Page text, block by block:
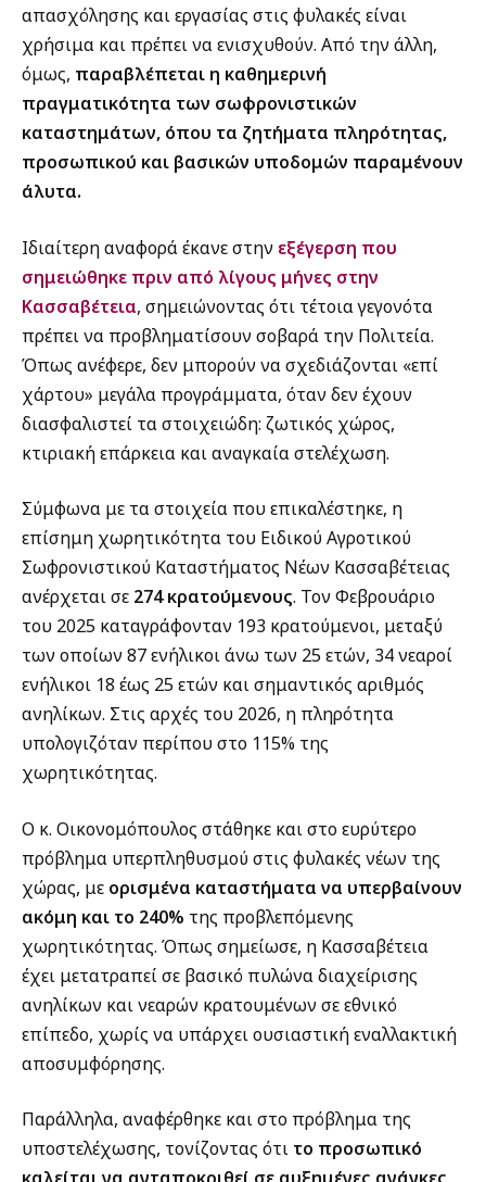
απασχόλησης και εργασίας στις φυλακές είναι
χρήσιμα και πρέπει να ενισχυθούν. Από την άλλη,
όμως, παραβλέπεται η καθημερινή
πραγματικότητα των σωφρονιστικών
καταστημάτων, όπου τα ζητήματα πληρότητας,
προσωπικού και βασικών υποδομών παραμένουν
άλυτα.
Ιδιαίτερη αναφορά έκανε στην εξέγερση που
σημειώθηκε πριν από λίγους μήνες στην
Κασσαβέτεια, σημειώνοντας ότι τέτοια γεγονότα
πρέπει να προβληματίσουν σοβαρά την Πολιτεία.
Όπως ανέφερε, δεν μπορούν να σχεδιάζονται «επί
χάρτου» μεγάλα προγράμματα, όταν δεν έχουν
διασφαλιστεί τα στοιχειώδη: ζωτικός χώρος,
κτιριακή επάρκεια και αναγκαία στελέχωση.
Σύμφωνα με τα στοιχεία που επικαλέστηκε, η
επίσημη χωρητικότητα του Ειδικού Αγροτικού
Σωφρονιστικού Καταστήματος Νέων Κασσαβέτειας
ανέρχεται σε 274 κρατούμενους. Τον Φεβρουάριο
του 2025 καταγράφονταν 193 κρατούμενοι, μεταξύ
των οποίων 87 ενήλικοι άνω των 25 ετών, 34 νεαροί
ενήλικοι 18 έως 25 ετών και σημαντικός αριθμός
ανηλίκων. Στις αρχές του 2026, η πληρότητα
υπολογιζόταν περίπου στο 115% της
χωρητικότητας.
Ο κ. Οικονομόπουλος στάθηκε και στο ευρύτερο
πρόβλημα υπερπληθυσμού στις φυλακές νέων της
χώρας, με ορισμένα καταστήματα να υπερβαίνουν
ακόμη και το 240% της προβλεπόμενης
χωρητικότητας. Όπως σημείωσε, η Κασσαβέτεια
έχει μετατραπεί σε βασικό πυλώνα διαχείρισης
ανηλίκων και νεαρών κρατουμένων σε εθνικό
επίπεδο, χωρίς να υπάρχει ουσιαστική εναλλακτική
αποσυμφόρησης.
Παράλληλα, αναφέρθηκε και στο πρόβλημα της
υποστελέχωσης, τονίζοντας ότι το προσωπικό